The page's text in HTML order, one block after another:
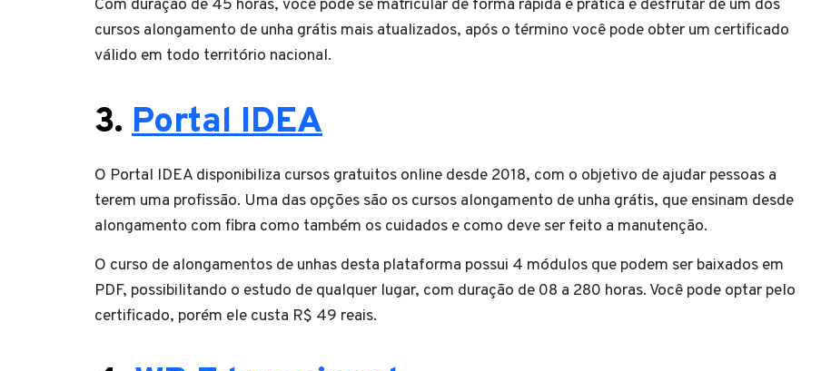
Com duração de 45 horas, você pode se matricular de forma rápida e prática e desfrutar de um dos
cursos alongamento de unha grátis mais atualizados, após o término você pode obter um certificado
válido em todo território nacional.
3. Portal IDEA
O Portal IDEA disponibiliza cursos gratuitos online desde 2018, com o objetivo de ajudar pessoas a
terem uma profissão. Uma das opções são os cursos alongamento de unha grátis, que ensinam desde
alongamento com fibra como também os cuidados e como deve ser feito a manutenção.
O curso de alongamentos de unhas desta plataforma possui 4 módulos que podem ser baixados em
PDF, possibilitando o estudo de qualquer lugar, com duração de 08 a 280 horas. Você pode optar pelo
certificado, porém ele custa R$ 49 reais.